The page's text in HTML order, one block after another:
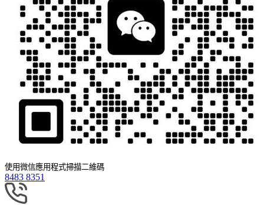
使用微信應用程式掃描二維碼
8483 8351